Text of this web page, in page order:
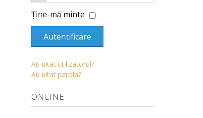
Ţine-mă minte
Autentificare
Aţi uitat utilizatorul?
Aţi uitat parola?
ONLINE